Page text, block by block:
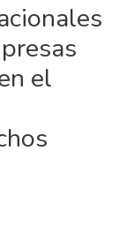
el